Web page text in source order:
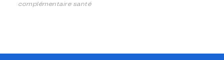
complémentaire santé